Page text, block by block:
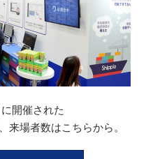
開催された
来場者数はこちらから。